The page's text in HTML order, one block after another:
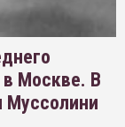
Москве. В
Муссолини